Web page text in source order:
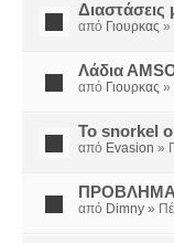
Διαστάσεις
από Γιουρκας »
Λάδια
από Γιουρκας »
To snorkel
από Evasion »
από Dimny »